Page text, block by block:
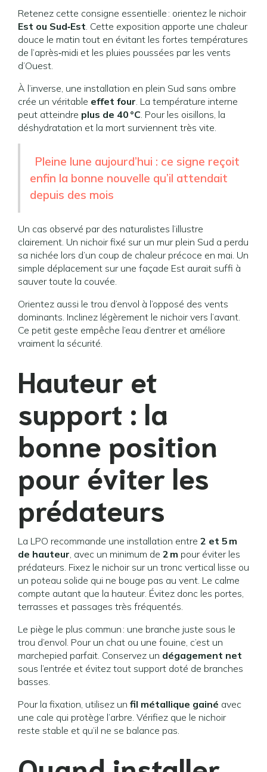
Retenez cette consigne essentielle : orientez le nichoir
Est ou Sud‑Est. Cette exposition apporte une chaleur
douce le matin tout en évitant les fortes températures
de l’après‑midi et les pluies poussées par les vents
d’Ouest.
À l’inverse, une installation en plein Sud sans ombre
crée un véritable effet four. La température interne
peut atteindre plus de 40 °C. Pour les oisillons, la
déshydratation et la mort surviennent très vite.
Pleine lune aujourd’hui : ce signe reçoit
enfin la bonne nouvelle qu’il attendait
depuis des mois
Un cas observé par des naturalistes l’illustre
clairement. Un nichoir fixé sur un mur plein Sud a perdu
sa nichée lors d’un coup de chaleur précoce en mai. Un
simple déplacement sur une façade Est aurait suffi à
sauver toute la couvée.
Orientez aussi le trou d’envol à l’opposé des vents
dominants. Inclinez légèrement le nichoir vers l’avant.
Ce petit geste empêche l’eau d’entrer et améliore
vraiment la sécurité.
Hauteur et
support : la
bonne position
pour éviter les
prédateurs
La LPO recommande une installation entre 2 et 5 m
de hauteur, avec un minimum de 2 m pour éviter les
prédateurs. Fixez le nichoir sur un tronc vertical lisse ou
un poteau solide qui ne bouge pas au vent. Le calme
compte autant que la hauteur. Évitez donc les portes,
terrasses et passages très fréquentés.
Le piège le plus commun : une branche juste sous le
trou d’envol. Pour un chat ou une fouine, c’est un
marchepied parfait. Conservez un dégagement net
sous l’entrée et évitez tout support doté de branches
basses.
Pour la fixation, utilisez un fil métallique gainé avec
une cale qui protège l’arbre. Vérifiez que le nichoir
reste stable et qu’il ne se balance pas.